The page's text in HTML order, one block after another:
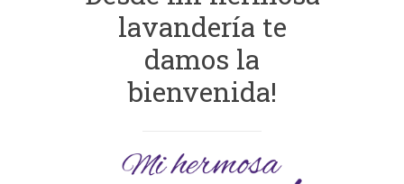
lavandería te
damos la
bienvenida!